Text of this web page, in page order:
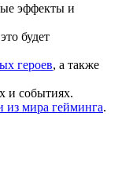
эффекты и
будет
героев, а также
и событиях.
из мира гейминга.